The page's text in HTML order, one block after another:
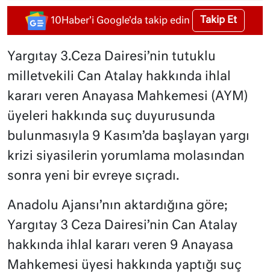
10Haber'i Google'da takip edin Takip Et
Yargıtay 3.Ceza Dairesi’nin tutuklu
milletvekili Can Atalay hakkında ihlal
kararı veren Anayasa Mahkemesi (AYM)
üyeleri hakkında suç duyurusunda
bulunmasıyla 9 Kasım’da başlayan yargı
krizi siyasilerin yorumlama molasından
sonra yeni bir evreye sıçradı.
Anadolu Ajansı’nın aktardığına göre;
Yargıtay 3 Ceza Dairesi’nin Can Atalay
hakkında ihlal kararı veren 9 Anayasa
Mahkemesi üyesi hakkında yaptığı suç